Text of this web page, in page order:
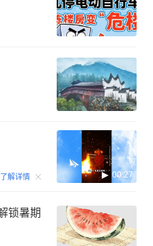
了解详情 00:27
锁暑期